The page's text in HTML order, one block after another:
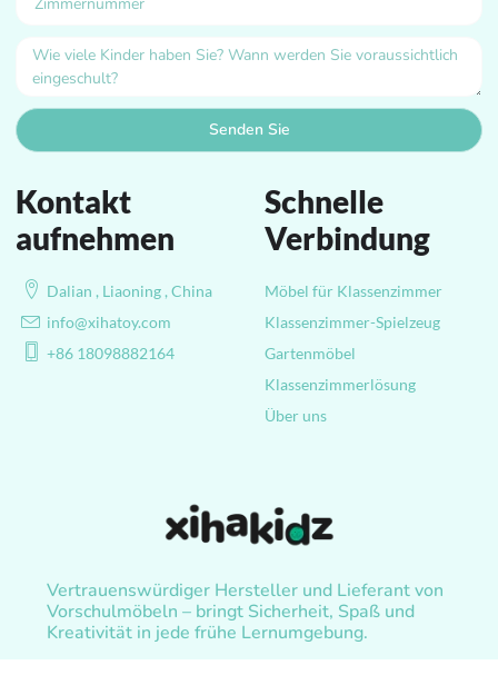
Vertrauenswürdiger Hersteller und Lieferant von
Vorschulmöbeln – bringt Sicherheit, Spaß und
Kreativität in jede frühe Lernumgebung.
Schnelle
Verbindung
Möbel für Klassenzimmer
Klassenzimmer-Spielzeug
Gartenmöbel
Klassenzimmerlösung
Über uns
Kontakt
aufnehmen
Dalian , Liaoning , China
info@xihatoy.com
+86 18098882164
Senden Sie